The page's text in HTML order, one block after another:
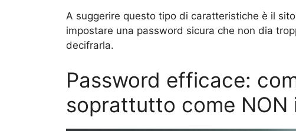
A suggerire questo tipo di caratteristiche è il
impostare una password sicura che non dia
decifrarla.
Password efficace:
soprattutto come NON